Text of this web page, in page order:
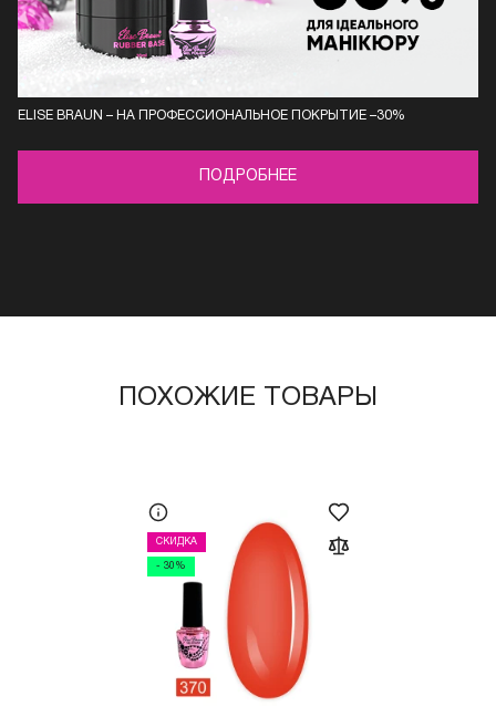
ELISE BRAUN – НА ПРОФЕССИОНАЛЬНОЕ ПОКРЫТИЕ –30%
ПОДРОБНЕЕ
ПОХОЖИЕ ТОВАРЫ
СКИДКА
- 30%